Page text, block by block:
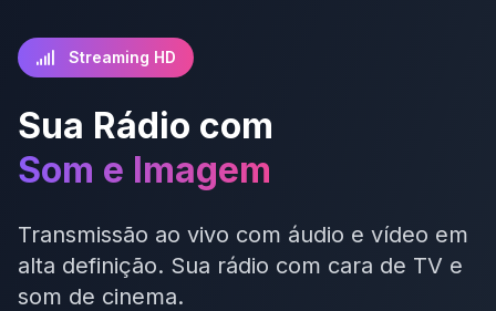
Streaming HD
Sua Rádio com
Som e Imagem
Transmissão ao vivo com áudio e vídeo em
alta definição. Sua rádio com cara de TV e
som de cinema.